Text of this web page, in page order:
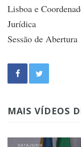
Lisboa e
Jurídica
Sessão de Abertura
MAIS VÍDEOS